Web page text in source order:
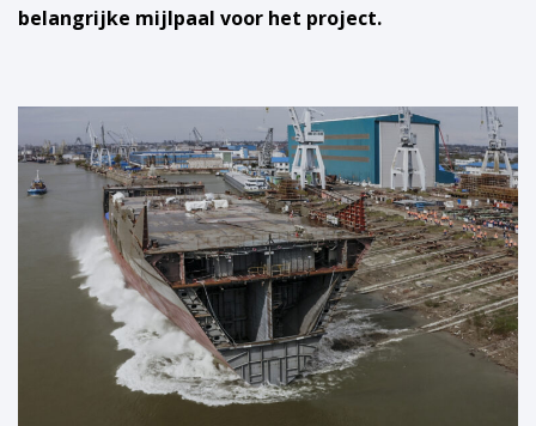
belangrijke mijlpaal voor het project.